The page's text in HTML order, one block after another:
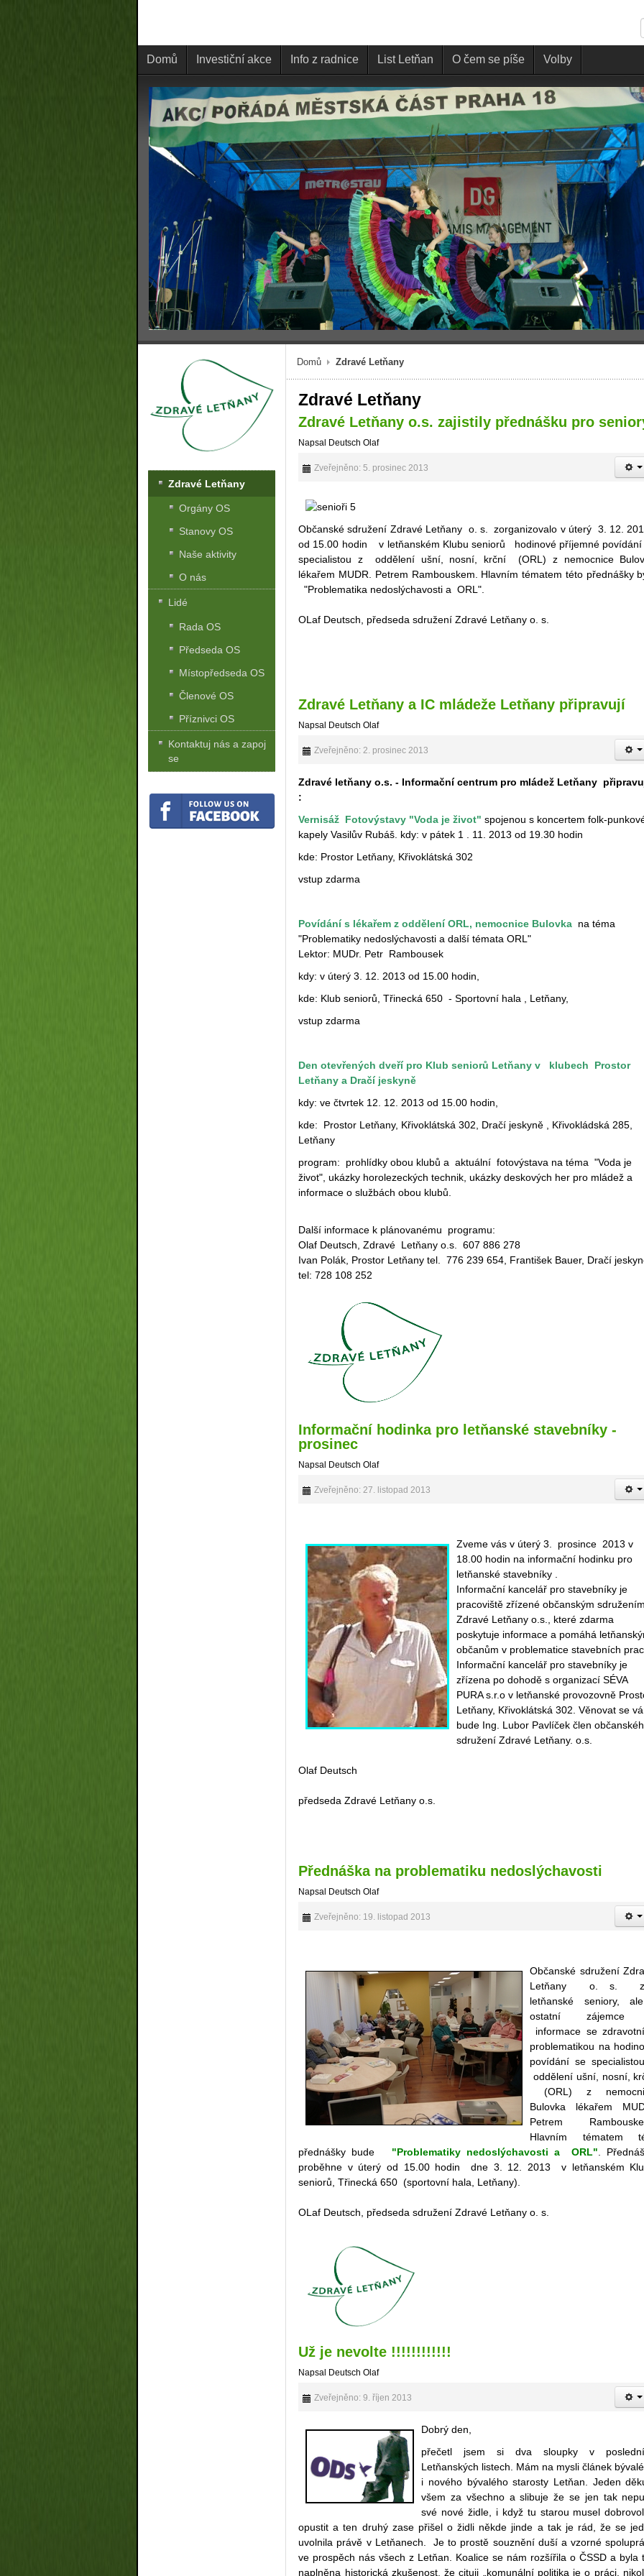
Domů Investiční akce Info z radnice List Letňan O čem se píše Volby
Domů Zdravé Letňany
Zdravé Letňany
Zdravé Letňany o.s. zajistily přednášku pro
Napsal Deutsch Olaf
Zveřejněno: 5. prosinec 2013
Občanské sdružení Zdravé Letňany o. s. zorganizovalo v úterý 3. 12.
od 15.00 hodin v letňanském Klubu seniorů hodinové příjemné povídání
specialistou z oddělení ušní, nosní, krční (ORL) z nemocnice
lékařem MUDR. Petrem Rambouskem. Hlavním tématem této přednášky
"Problematika nedoslýchavosti a ORL".
OLaf Deutsch, předseda sdružení Zdravé Letňany o. s.
Zdravé Letňany a IC mládeže Letňany připravují
Napsal Deutsch Olaf
Zveřejněno: 2. prosinec 2013
Zdravé letňany o.s. - Informační centrum pro mládež Letňany
:
Vernisáž Fotovýstavy "Voda je život" spojenou s koncertem folk-
kapely Vasilův Rubáš. kdy: v pátek 1 . 11. 2013 od 19.30 hodin
kde: Prostor Letňany, Křivoklátská 302
vstup zdarma
Povídání s lékařem z oddělení ORL, nemocnice Bulovka na téma
"Problematiky nedoslýchavosti a další témata ORL"
Lektor: MUDr. Petr Rambousek
kdy: v úterý 3. 12. 2013 od 15.00 hodin,
kde: Klub seniorů, Třinecká 650 - Sportovní hala , Letňany,
vstup zdarma
Den otevřených dveří pro Klub seniorů Letňany v klubech Prostor
Letňany a Dračí jeskyně
kdy: ve čtvrtek 12. 12. 2013 od 15.00 hodin,
kde: Prostor Letňany, Křivoklátská 302, Dračí jeskyně , Křivokládská 285,
Letňany
program: prohlídky obou klubů a aktuální fotovýstava na téma "Voda je
život", ukázky horolezeckých technik, ukázky deskových her pro mládež a
informace o službách obou klubů.
Další informace k plánovanému programu:
Olaf Deutsch, Zdravé Letňany o.s. 607 886 278
Ivan Polák, Prostor Letňany tel. 776 239 654, František Bauer, Dračí
tel: 728 108 252
Informační hodinka pro letňanské stavebníky -
prosinec
Napsal Deutsch Olaf
Zveřejněno: 27. listopad 2013
Zveme vás v úterý 3. prosince 2013 v
18.00 hodin na informační hodinku pro
letňanské stavebníky .
Informační kancelář pro stavebníky je
pracoviště zřízené občanským
Zdravé Letňany o.s., které zdarma
poskytuje informace a pomáhá
občanům v problematice stavebních
Informační kancelář pro stavebníky je
zřízena po dohodě s organizací SÉVA
PURA s.r.o v letňanské provozovně
Letňany, Křivoklátská 302. Věnovat se
bude Ing. Lubor Pavlíček člen
sdružení Zdravé Letňany. o.s.
Olaf Deutsch
předseda Zdravé Letňany o.s.
Přednáška na problematiku nedoslýchavosti
Napsal Deutsch Olaf
Zveřejněno: 19. listopad 2013
Občanské sdružení
Letňany o. s.
letňanské seniory,
ostatní
informace se
problematikou na
povídání se
oddělení ušní, nosní,
(ORL) z
Bulovka lékařem
Petrem
Hlavním tématem
přednášky bude "Problematiky nedoslýchavosti a ORL" .
proběhne v úterý od 15.00 hodin dne 3. 12. 2013 v letňanském
seniorů, Třinecká 650 (sportovní hala, Letňany).
OLaf Deutsch, předseda sdružení Zdravé Letňany o. s.
Už je nevolte !!!!!!!!!!!!
Napsal Deutsch Olaf
Zveřejněno: 9. říjen 2013
Dobrý den,
přečetl jsem si dva sloupky v
Letňanských listech. Mám na mysli článek
i nového bývalého starosty Letňan. Jeden
všem za všechno a slibuje že se jen tak
své nové židle, i když tu starou musel
opustit a ten druhý zase přišel o židli někde jinde a tak je rád, že se
uvolnila právě v Letňanech. Je to prostě souznění duší a vzorné
ve prospěch nás všech z Letňan. Koalice se nám rozšířila o ČSSD a byla
naplněna historická zkušenost, že cituji „komunální politika je o práci,
Zdravé Letňany
Orgány OS
Stanovy OS
Naše aktivity
O nás
Lidé
Rada OS
Předseda OS
Místopředseda OS
Členové OS
Příznivci OS
Kontaktuj nás a zapoj
se